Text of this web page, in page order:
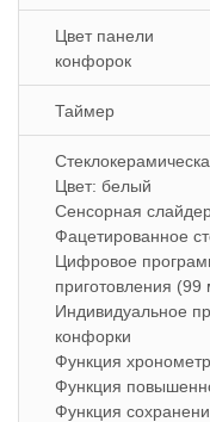
Цвет панели
конфорок
Таймер
Цвет: белый
Сенсорная
Фацетированное
Цифровое
приготовления (99
Индивидуальное
конфорки
Функция
Функция
Функция